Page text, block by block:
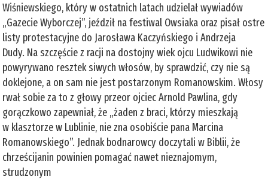
Wiśniewskiego, który w ostatnich latach udzielał wywiadów
„Gazecie Wyborczej”, jeździł na festiwal Owsiaka oraz pisał ostre
listy protestacyjne do Jarosława Kaczyńskiego i Andrzeja
Dudy. Na szczęście z racji na dostojny wiek ojcu Ludwikowi nie
powyrywano resztek siwych włosów, by sprawdzić, czy nie są
doklejone, a on sam nie jest postarzonym Romanowskim. Włosy
rwał sobie za to z głowy przeor ojciec Arnold Pawlina, gdy
gorączkowo zapewniał, że „żaden z braci, którzy mieszkają
w klasztorze w Lublinie, nie zna osobiście pana Marcina
Romanowskiego”. Jednak bodnarowcy doczytali w Biblii, że
chrześcijanin powinien pomagać nawet nieznajomym,
strudzonym